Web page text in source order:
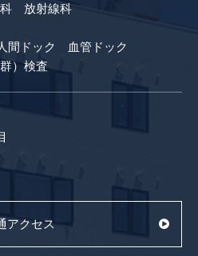
科 放射線科
間ドック 血管ドック
）検査
アクセス